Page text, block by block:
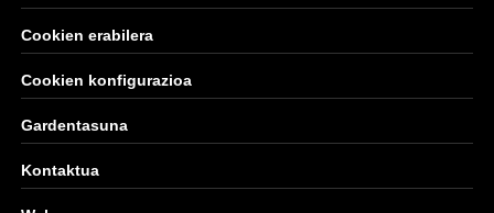
Cookien erabilera
Cookien konfigurazioa
Gardentasuna
Kontaktua